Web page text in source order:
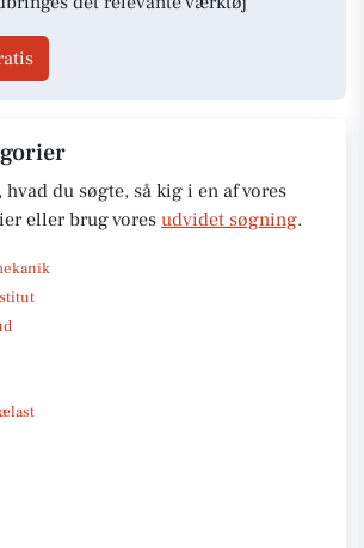
du søgte, så kig i en af vores
eller brug vores udvidet søgning.